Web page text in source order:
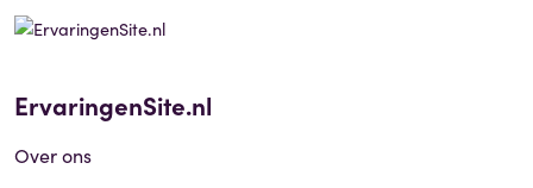
ErvaringenSite.nl
Over ons